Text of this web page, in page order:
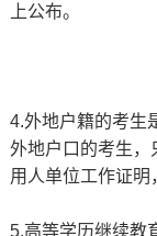
上公布。
4.外地户籍的考生
外地户口的考生，
用人单位工作证明
5.高等学历继续教